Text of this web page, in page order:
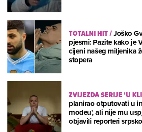
TOTALNI HIT/Joško
pjesmi: Pazite kako je
cijeni našeg miljenika
stopera
ZVIJEZDA SERIJE 'U
planirao otputovati u
modeu', ali nije mu
objavili reporteri